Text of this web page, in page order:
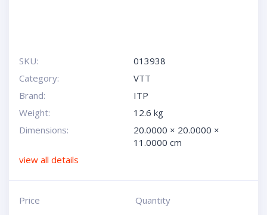
SKU:
013938
Category:
VTT
Brand:
ITP
Weight:
12.6 kg
Dimensions:
20.0000 × 20.0000 ×
11.0000 cm
view all details
Price
Quantity